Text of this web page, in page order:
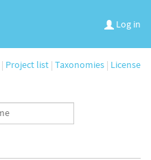
Log in
| Project list | Taxonomies | License